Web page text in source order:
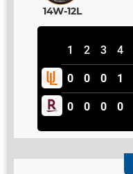
14W-12L
1 2 3 4
0 0 0 1
0 0 0 0